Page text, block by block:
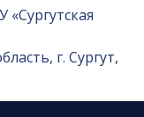
г. Сургут,